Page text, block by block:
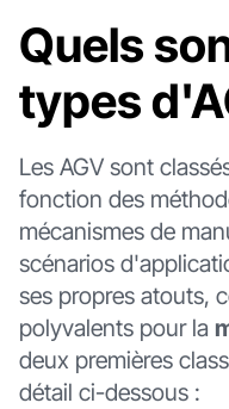
Quels
types
Les AGV sont
fonction des
mécanismes de
scénarios
ses propres atouts,
polyvalents pour la
deux premières
détail ci-dessous :